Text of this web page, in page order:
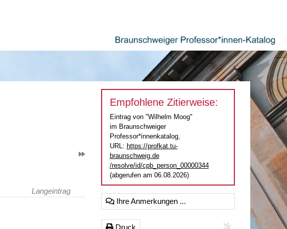
Langeintrag
Empfohlene Zitierweise:
Eintrag von "Wilhelm Moog"
im Braunschweiger
Professor*innenkatalog,
URL: https://profkat.tu-
braunschweig.de
/resolve/id/cpb_person_00000344
(abgerufen am 06.08.2026)
Ihre Anmerkungen ...